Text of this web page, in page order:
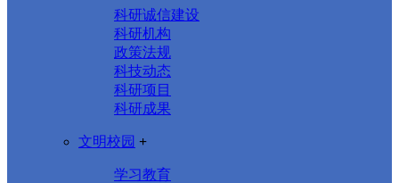
科研诚信建设
科研机构
政策法规
科技动态
科研项目
科研成果
文明校园 +
学习教育